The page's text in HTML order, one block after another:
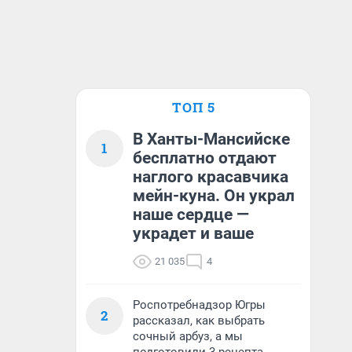
ТОП 5
1
В Ханты-Мансийске
бесплатно отдают
наглого красавчика
мейн-куна. Он украл
наше сердце —
украдет и ваше
21 035 4
2
Роспотребнадзор Югры
рассказал, как выбрать
сочный арбуз, а мы